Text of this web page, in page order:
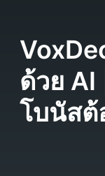
ด้วย AI
โบนัสต้